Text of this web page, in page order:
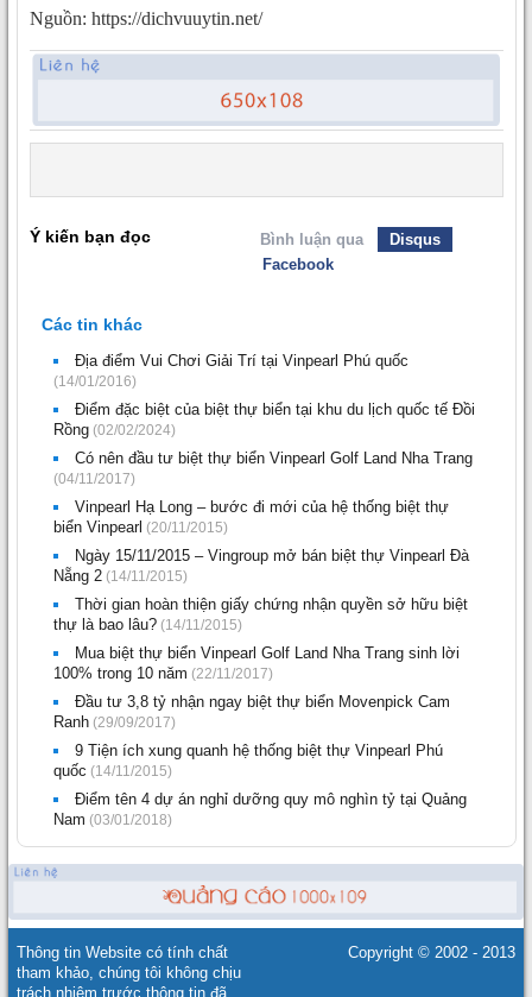
Nguồn: https://dichvuuytin.net/
Ý kiến bạn đọc Bình luận qua
Disqus
Facebook
Các tin khác
Địa điểm Vui Chơi Giải Trí tại Vinpearl Phú quốc
(14/01/2016)
Điểm đặc biệt của biệt thự biển tại khu du lịch quốc tế Đồi
Rồng (02/02/2024)
Có nên đầu tư biệt thự biển Vinpearl Golf Land Nha Trang
(04/11/2017)
Vinpearl Hạ Long – bước đi mới của hệ thống biệt thự
biển Vinpearl (20/11/2015)
Ngày 15/11/2015 – Vingroup mở bán biệt thự Vinpearl Đà
Nẵng 2 (14/11/2015)
Thời gian hoàn thiện giấy chứng nhận quyền sở hữu biệt
thự là bao lâu? (14/11/2015)
Mua biệt thự biển Vinpearl Golf Land Nha Trang sinh lời
100% trong 10 năm (22/11/2017)
Đầu tư 3,8 tỷ nhận ngay biệt thự biển Movenpick Cam
Ranh (29/09/2017)
9 Tiện ích xung quanh hệ thống biệt thự Vinpearl Phú
quốc (14/11/2015)
Điểm tên 4 dự án nghỉ dưỡng quy mô nghìn tỷ tại Quảng
Nam (03/01/2018)
Thông tin Website có tính chất
tham khảo, chúng tôi không chịu
trách nhiệm trước thông tin đã
Copyright © 2002 - 2013